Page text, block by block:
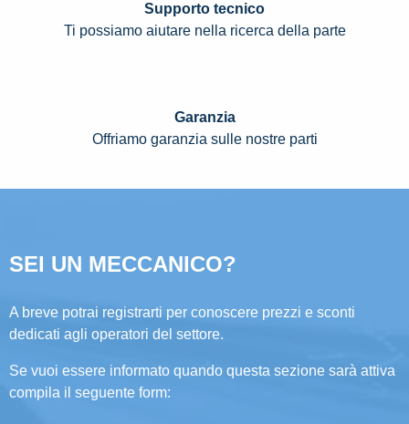
Supporto tecnico
Ti possiamo aiutare nella ricerca della parte
Garanzia
Offriamo garanzia sulle nostre parti
SEI UN MECCANICO?
A breve potrai registrarti per conoscere prezzi e sconti
dedicati agli operatori del settore.
Se vuoi essere informato quando questa sezione sarà attiva
compila il seguente form: